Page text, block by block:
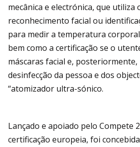
mecânica e electrónica, que utiliza
reconhecimento facial ou
para medir a temperatura
bem como a certificação se o
máscaras facial e, posteriormente,
desinfecção da pessoa e dos
“atomizador ultra-sónico.
Lançado e apoiado pelo Compete
certificação europeia, foi